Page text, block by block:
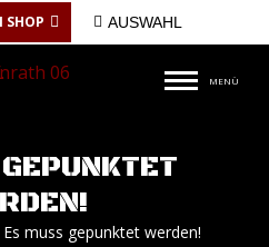
SHOP AUSWAHL
MENÜ
Es muss gepunktet werden!